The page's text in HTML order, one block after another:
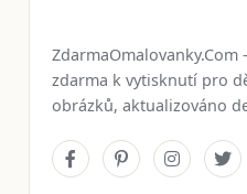
zdarma k vytisknutí pro
obrázků, aktualizováno